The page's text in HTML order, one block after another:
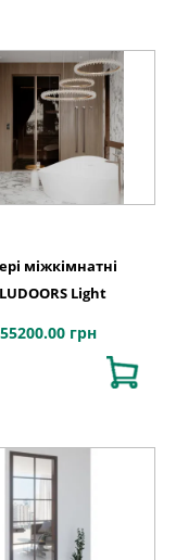
міжкімнатні
Light
55200.00 грн